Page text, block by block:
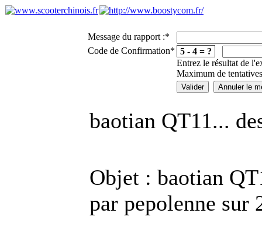
Message du rapport :*
Code de Confirmation* 5 - 4 = ?
Entrez le résultat de
Maximum de
baotian QT11...
Objet : baotian
par pepolenne sur